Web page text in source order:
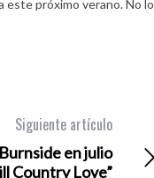
este próximo verano. No lo
Siguiente artículo
en julio
Country Love”